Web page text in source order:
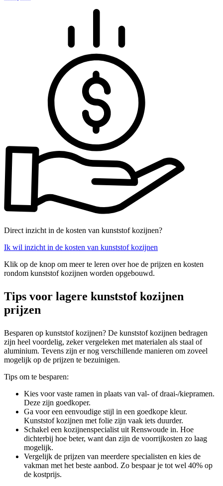
Direct inzicht in de kosten van kunststof kozijnen?
Ik wil inzicht in de kosten van kunststof kozijnen
Klik op de knop om meer te leren over hoe de prijzen en kosten
rondom kunststof kozijnen worden opgebouwd.
Tips voor lagere kunststof kozijnen
prijzen
Besparen op kunststof kozijnen? De kunststof kozijnen bedragen
zijn heel voordelig, zeker vergeleken met materialen als staal of
aluminium. Tevens zijn er nog verschillende manieren om zoveel
mogelijk op de prijzen te bezuinigen.
Tips om te besparen:
Kies voor vaste ramen in plaats van val- of draai-/kiepramen.
Deze zijn goedkoper.
Ga voor een eenvoudige stijl in een goedkope kleur.
Kunststof kozijnen met folie zijn vaak iets duurder.
Schakel een kozijnenspecialist uit Renswoude in. Hoe
dichterbij hoe beter, want dan zijn de voorrijkosten zo laag
mogelijk.
Vergelijk de prijzen van meerdere specialisten en kies de
vakman met het beste aanbod. Zo bespaar je tot wel 40% op
de kostprijs.